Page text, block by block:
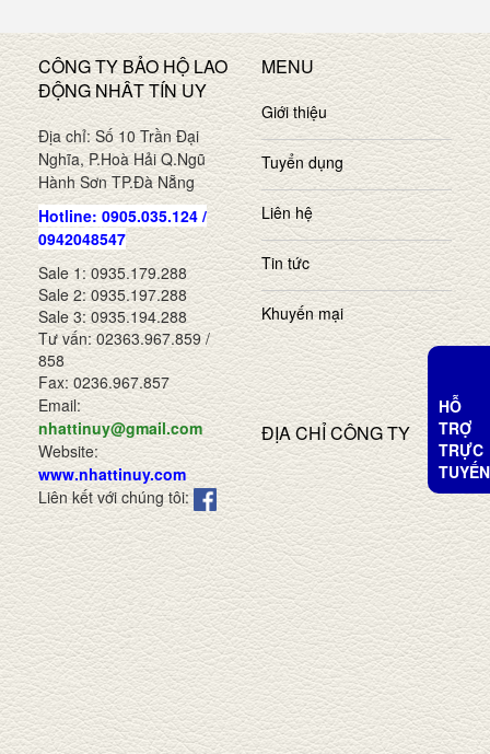
CÔNG TY BẢO HỘ LAO
ĐỘNG NHÂT TÍN UY
Địa chỉ: Số 10 Trần Đại
Nghĩa, P.Hoà Hải Q.Ngũ
Hành Sơn TP.Đà Nẵng
Hotline: 0905.035.124 /
0942048547
Sale 1: 0935.179.288
Sale 2: 0935.197.288
Sale 3: 0935.194.288
Tư vấn: 02363.967.859 /
858
Fax: 0236.967.857
Email:
nhattinuy@gmail.com
Website:
www.nhattinuy.com
Liên kết với chúng tôi:
MENU
Giới thiệu
Tuyển dụng
Liên hệ
Tin tức
Khuyến mại
ĐỊA CHỈ CÔNG TY
HỖ
TRỢ
TRỰC
TUYẾN